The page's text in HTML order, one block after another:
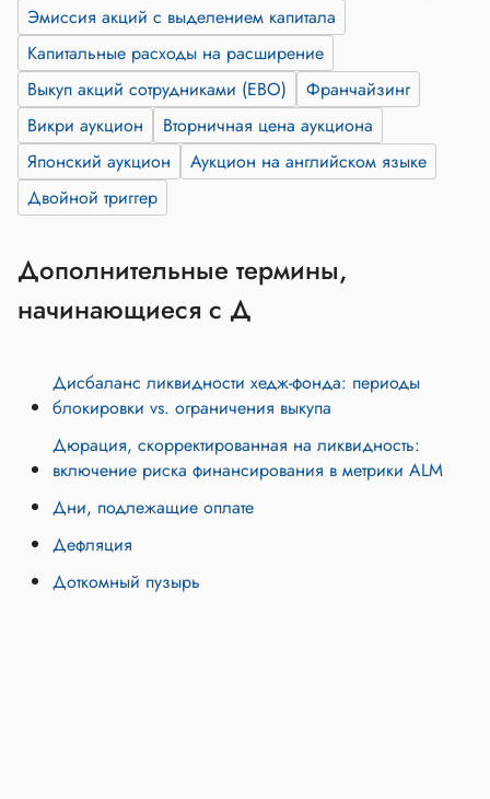
Эмиссия акций с выделением капитала
Капитальные расходы на расширение
Выкуп акций сотрудниками (EBO)
Франчайзинг
Викри аукцион
Вторничная цена аукциона
Японский аукцион
Аукцион на английском языке
Двойной триггер
Дополнительные термины,
начинающиеся с Д
Дисбаланс ликвидности хедж-фонда: периоды
блокировки vs. ограничения выкупа
Дюрация, скорректированная на ликвидность:
включение риска финансирования в метрики ALM
Дни, подлежащие оплате
Дефляция
Доткомный пузырь